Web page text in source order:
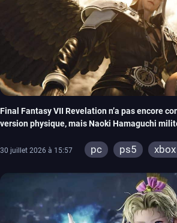
Final Fantasy VII Revelation n’a pas encore
version physique, mais Naoki Hamaguchi
30 juillet 2026 à 15:57 pc ps5